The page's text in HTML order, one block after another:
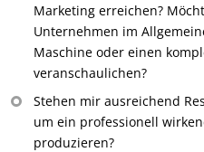
Marketing erreichen?
Unternehmen im
Maschine oder einen
veranschaulichen?
Stehen mir ausreichend
um ein professionell
produzieren?